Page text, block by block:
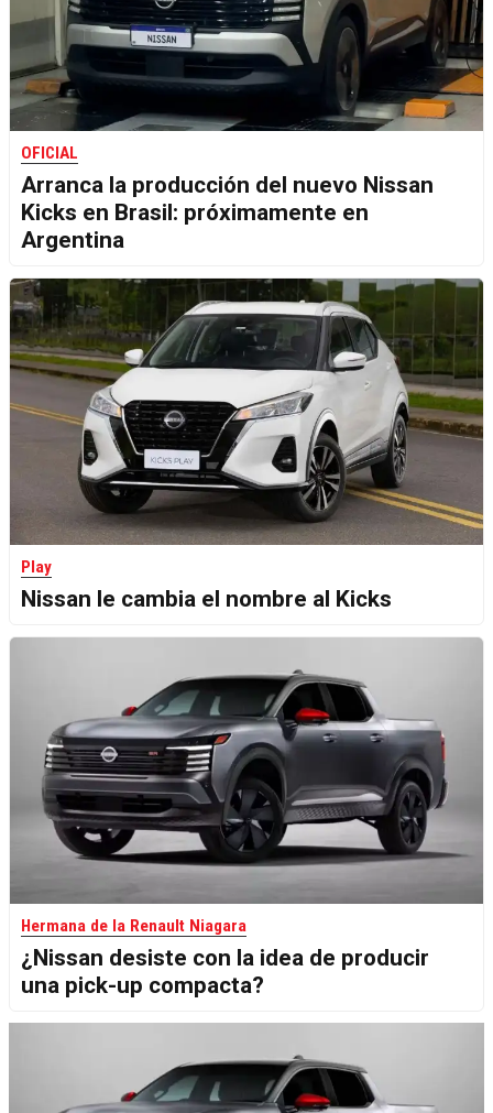
OFICIAL
Arranca la producción del nuevo Nissan
Kicks en Brasil: próximamente en
Argentina
Play
Nissan le cambia el nombre al Kicks
Hermana de la Renault Niagara
¿Nissan desiste con la idea de producir
una pick-up compacta?